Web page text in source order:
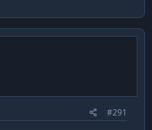
#291